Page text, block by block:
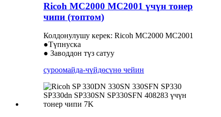
Ricoh MC2000 MC2001 үчүн тонер
чипи (топтом)
Колдонулушу керек: Ricoh MC2000 MC2001
●Түпнуска
● Заводдон түз сатуу
суроомайда-чүйдөсүнө чейин